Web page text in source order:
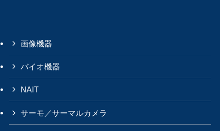
画像機器
バイオ機器
NAIT
サーモ／サーマルカメラ